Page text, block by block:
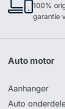
100%
garantie
Auto motor
Aanhanger
Auto